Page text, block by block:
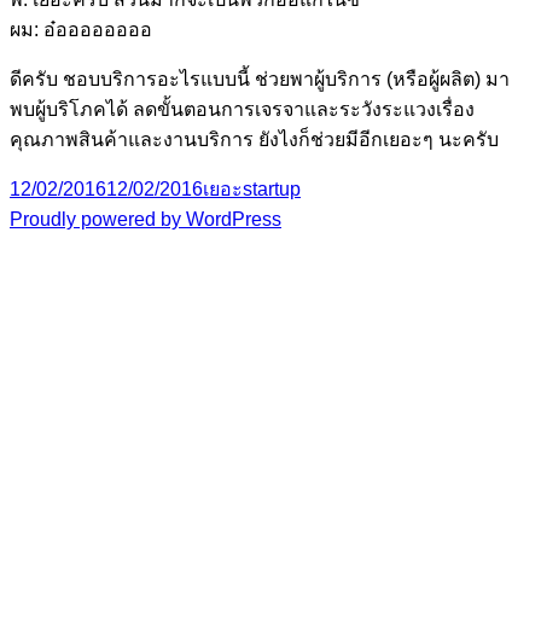
ผม: อ๋ออออออออ
ดีครับ ชอบบริการอะไรแบบนี้ ช่วยพาผู้บริการ (หรือผู้ผลิต) มา
พบผู้บริโภคได้ ลดขั้นตอนการเจรจาและระวังระแวงเรื่อง
คุณภาพสินค้าและงานบริการ ยังไงก็ช่วยมีอีกเยอะๆ นะครับ
Posted
on
12/02/201612/02/2016Categories
เยอะTags
startup
Proudly powered by WordPress